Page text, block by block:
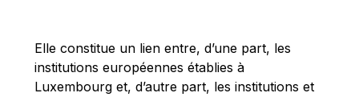
Michael Sohlman
Michel Goedert
Elle constitue un lien entre, d’une part, les
institutions européennes établies à
Luxembourg et, d’autre part, les institutions et